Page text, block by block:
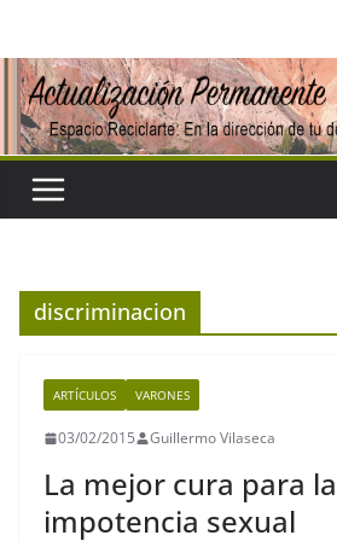
contenido
discriminacion
ARTÍCULOS VARONES
03/02/2015 Guillermo Vilaseca
La mejor cura para la
impotencia sexual